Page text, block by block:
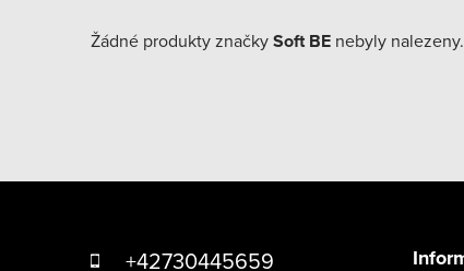
Žádné produkty značkySoft BE nebyly
+42730445659